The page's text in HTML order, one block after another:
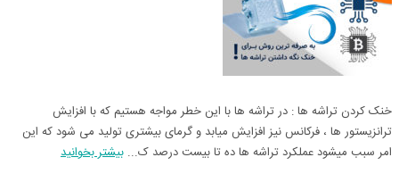
خنک کردن تراشه ها : در تراشه ها با این خطر مواجه هستیم که با افزایش
ترانزیستور ها ، فرکانس نیز افزایش میابد و گرمای بیشتری تولید می شود که این
امر سبب میشود عملکرد تراشه ها ده تا بیست درصد ک... بیشتر بخوانید